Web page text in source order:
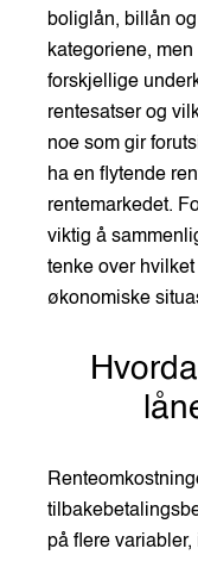
boliglån, billån
kategoriene,
forskjellige
rentesatser og
noe som gir
ha en flytende
rentemarkedet.
viktig å
tenke over
økonomiske
på flere